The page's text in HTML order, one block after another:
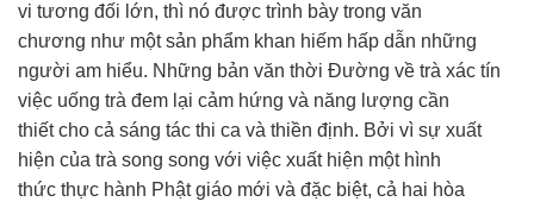
vi tương đối lớn, thì nó được trình bày trong văn
chương như một sản phẩm khan hiếm hấp dẫn những
người am hiểu. Những bản văn thời Đường về trà xác tín
việc uống trà đem lại cảm hứng và năng lượng cần
thiếtcho cả sáng tác thi ca và thiền định. Bởi vì sự xuất
hiện của trà song song với việc xuất hiện một hình
thức thực hành Phật giáo mới và đặc biệt, cả hai hòa